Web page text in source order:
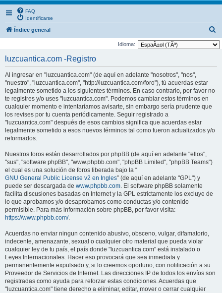
FAQ
Identificarse
Índice general
u
Idioma:
luzcuantica.com -Registro
Al ingresar en "luzcuantica.com" (de aquí en adelante "nosotros", "nos",
"nuestro", "luzcuantica.com", "http://luzcuantica.com/foro"), tú acuerdas estar
legalmente sometido a los siguientes términos. En caso contrario, por favor no
te registres y/o uses "luzcuantica.com". Podemos cambiar estos términos en
cualquier momento e intentaríamos avisarte, sin embargo sería prudente que
los revises por tu cuenta periódicamente. Seguir registrado a
"luzcuantica.com" después de esos cambios significa que acuerdas estar
legalmente sometido a esos nuevos términos tal como fueron actualizados y/o
reformados.
Nuestros foros están desarrollados por phpBB (de aquí en adelante "ellos",
"sus", "software phpBB", "www.phpbb.com", "phpBB Limited", "phpBB Teams")
el cual es una solución de foros liberada bajo la “
GNU General Public License v2 en Ingles” (de aquí en adelante "GPL") y
puede ser descargada de www.phpbb.com. El software phpBB solamente
facilita discusiones basadas en Internet y la GPL estrictamente los excluye de
lo que aprobamos y/o desaprobamos como conductas y/o contenido
permisible. Para más información sobre phpBB, por favor visita:
https://www.phpbb.com/.
Acuerdas no enviar ningun contenido abusivo, obsceno, vulgar, difamatorio,
indecente, amenazante, sexual o cualquier otro material que pueda violar
cualquier ley de tu país, el país donde "luzcuantica.com" está instalado o
Leyes Internacionales. Hacer eso provocará que sea inmediata y
permanentemente expulsado y, si lo creemos oportuno, con notificación a su
Proveedor de Servicios de Internet. Las direcciones IP de todos los envíos son
registradas como ayuda para reforzar estas condiciones. Acuerdas que
"luzcuantica.com" tiene derecho a eliminar, editar, mover o cerrar cualquier